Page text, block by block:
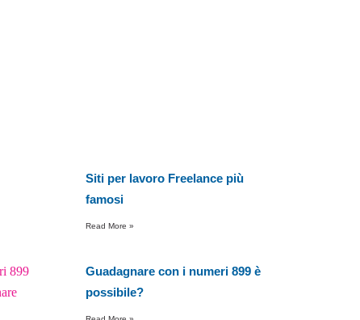
Siti per lavoro Freelance più
famosi
Read More »
Guadagnare con i numeri 899 è
possibile?